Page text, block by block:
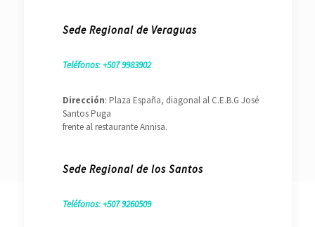
Sede Regional de Veraguas
Teléfonos:+507 9983902
Dirección: Plaza España, diagonal al C.E.B.G José
Santos Puga
frente al restaurante Annisa.
Sede Regional de los Santos
Teléfonos:+507 9260509